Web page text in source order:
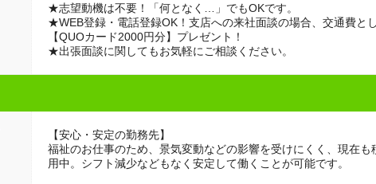
★志望動機は不要！「何となく…」でもOKです。
★WEB登録・電話登録OK！支店への来社面談の場合、交通費と
【QUOカード2000円分】プレゼント！
★出張面談に関してもお気軽にご相談ください。
【安心・安定の勤務先】
福祉のお仕事のため、景気変動などの影響を受けにくく、現在も
用中。シフト減少などもなく安定して働くことが可能です。